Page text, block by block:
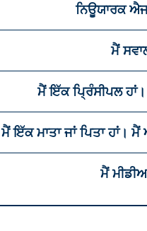
ਨਿਊਯਾਰਕ
ਮੈਂ
ਮੈਂ ਇੱਕ ਪ੍ਰਿੰਸੀਪਲ
ਮੈਂ ਇੱਕ ਮਾਤਾ ਜਾਂ ਪਿਤਾ ਹਾਂ।
ਮੈਂ